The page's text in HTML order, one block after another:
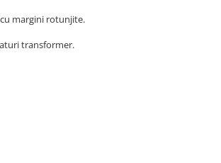
margini rotunjite.
transformer.